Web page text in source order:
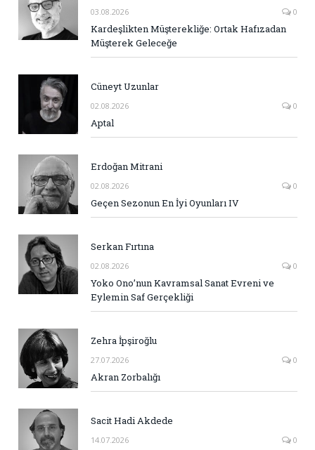
03.08.2026 0
Kardeşlikten Müşterekliğe: Ortak Hafızadan
Müşterek Geleceğe
Cüneyt Uzunlar
02.08.2026 0
Aptal
Erdoğan Mitrani
02.08.2026 0
Geçen Sezonun En İyi Oyunları IV
Serkan Fırtına
02.08.2026 0
Yoko Ono’nun Kavramsal Sanat Evreni ve
Eylemin Saf Gerçekliği
Zehra İpşiroğlu
27.07.2026 0
Akran Zorbalığı
Sacit Hadi Akdede
14.07.2026 0